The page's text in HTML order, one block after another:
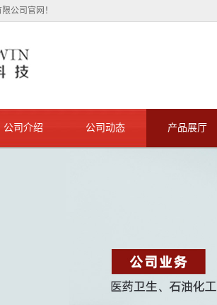
公司官网！
公司介绍 公司动态 产品展厅